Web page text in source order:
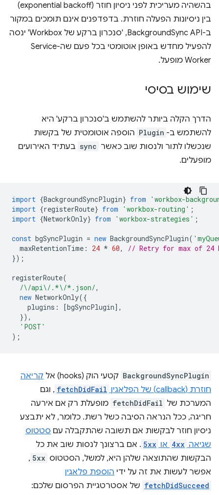
בהשהיה מעריכית לפני ניסיון חוזר (exponential backoff)
בין ניסיונות הפעלה חוזרת. בדפדפנים אינם תומכים במקור
ב-BackgroundSync API, 'סנכרון ברקע של Workbox' ינסה
להפעיל מחדש באופן אוטומטי בכל פעם שה-Service
Worker מופעל.
שימוש בסיסי
הדרך הקלה ביותר להשתמש ב'סנכרון ברקע' היא
להשתמש ב- Plugin הוספה אוטומטית של בקשות
שנכשלו לתור ולנסות שוב כאשר sync בעתיד האירועים
מופעלים.
import {BackgroundSyncPlugin} from
'workbox-
import {registerRoute} from 'workbox-routing' ;
import {NetworkOnly} from 'workbox-strategies' ;
const bgSyncPlugin = new BackgroundSyncPlugin(
maxRetentionTime : 24 * 60,
// Retry for max of 24
});
registerRoute(
/\/api\/.*\/*.json/,
new NetworkOnly({
plugins : [bgSyncPlugin],
}),
'POST'
);
BackgroundSyncPlugin קטעי הוק (hooks) אל
קריאה
חוזרת (callback) של הפלאגין
fetchDidFail , וגם
המערכת של fetchDidFail מופעלת רק אם אירעה
חריגה, ככל הנראה הסיבה כשל רשת. כלומר, לא יתבצע
ניסיון חוזר לבקשות אם תשובה שהתקבלה עם סטטוס
שגיאה 4xx או 5xx . אם ברצונך לנסות שוב את כל
הבקשות שהתוצאה שלהן היא, למשל, הסטטוס 5xx
,
אפשר לעשות את זה על ידי הוספת פלאגין
fetchDidSucceed של אסטרטגיית הפרסום שלכם: